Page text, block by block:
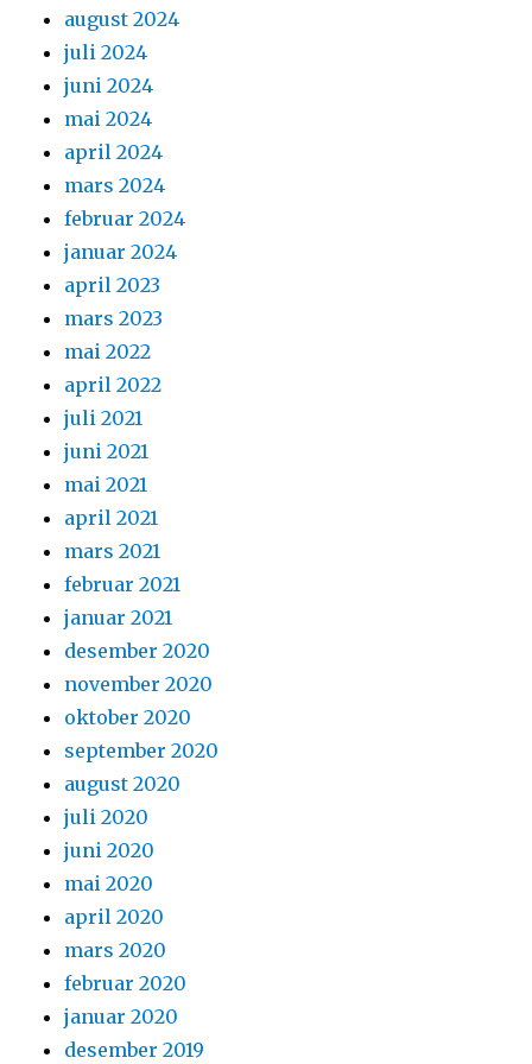
august 2024
juli 2024
juni 2024
mai 2024
april 2024
mars 2024
februar 2024
januar 2024
april 2023
mars 2023
mai 2022
april 2022
juli 2021
juni 2021
mai 2021
april 2021
mars 2021
februar 2021
januar 2021
desember 2020
november 2020
oktober 2020
september 2020
august 2020
juli 2020
juni 2020
mai 2020
april 2020
mars 2020
februar 2020
januar 2020
desember 2019